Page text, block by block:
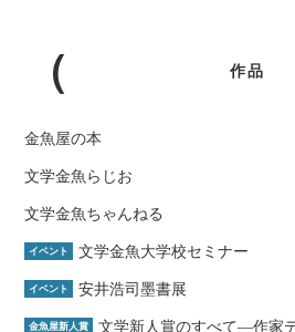
作品
金魚屋の本
文学金魚らじお
文学金魚ちゃんねる
イベント 文学金魚大学校セミナー
イベント 安井浩司墨書展
金魚屋新人賞 文学新人賞のすべて―作家